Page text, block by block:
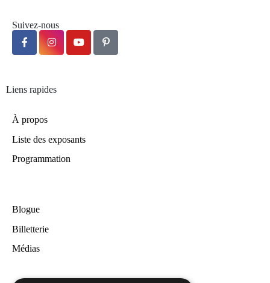
Suivez-nous
Liens rapides
À propos
Liste des exposants
Programmation
Blogue
Billetterie
Médias